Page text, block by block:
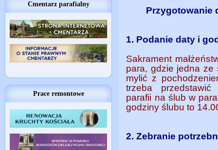
Cmentarz parafialny
Prace remontowe
Przygotowanie
1. Podanie daty i
Sakrament
para, gdzie jedna ze
mylić z
trzeba
parafii na ślub w
godziny ślubu to
2. Zebranie